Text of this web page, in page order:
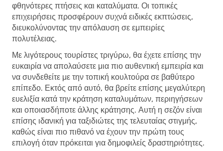
φθηνότερες πτήσεις και καταλύματα. Οι τοπικές
επιχειρήσεις προσφέρουν συχνά ειδικές εκπτώσεις,
διευκολύνοντας την απόλαυση σε εμπειρίες
πολυτέλειας.
Με λιγότερους τουρίστες τριγύρω, θα έχετε επίσης την
ευκαιρία να απολαύσετε μια πιο αυθεντική εμπειρία και
να συνδεθείτε με την τοπική κουλτούρα σε βαθύτερο
επίπεδο. Εκτός από αυτό, θα βρείτε επίσης μεγαλύτερη
ευελιξία κατά την κράτηση καταλυμάτων, περιηγήσεων
και οποιασδήποτε άλλης κράτησης. Αυτή η σεζόν είναι
επίσης ιδανική για ταξιδιώτες της τελευταίας στιγμής,
καθώς είναι πιο πιθανό να έχουν την πρώτη τους
επιλογή όταν πρόκειται για δημοφιλείς δραστηριότητες.